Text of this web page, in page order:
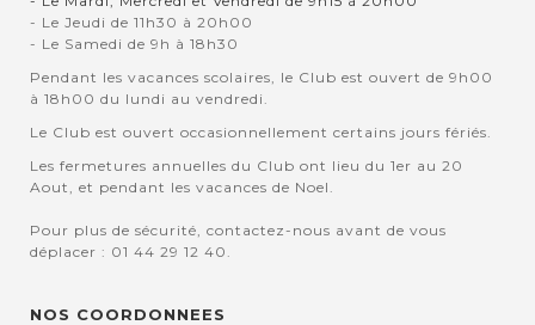
- Le Jeudi de 11h30 à 20h00
- Le Samedi de 9h à 18h30
Pendant les vacances scolaires, le Club est ouvert de 9h00
à 18h00 du lundi au vendredi.
Le Club est ouvert occasionnellement certains jours fériés.
Les fermetures annuelles du Club ont lieu du 1er au 20
Aout, et pendant les vacances de Noel.
Pour plus de sécurité, contactez-nous avant de vous
déplacer : 01 44 29 12 40.
NOS COORDONNEES